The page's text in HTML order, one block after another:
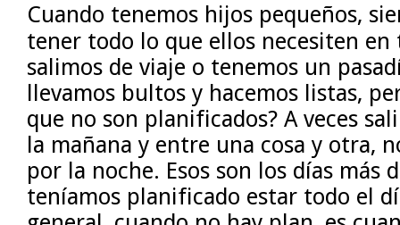
Cuando tenemos hijos pequeños,
tener todo lo que ellos necesiten
salimos de viaje o tenemos un
llevamos bultos y hacemos listas,
que no son planificados? A veces
la mañana y entre una cosa y otra,
por la noche. Esos son los días más
teníamos planificado estar todo el